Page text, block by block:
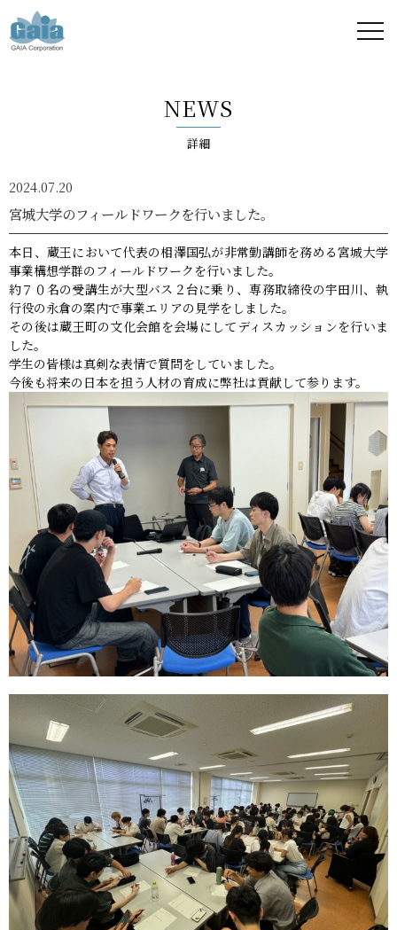
ア -
GAIA
Corporation
-
NEWS
詳細
2024.07.20
宮城大学のフィールドワークを行いました。
本日、蔵王において代表の相澤国弘が非常勤講師を務める宮城大学
事業構想学群のフィールドワークを行いました。
約７０名の受講生が大型バス２台に乗り、専務取締役の宇田川、執
行役の永倉の案内で事業エリアの見学をしました。
その後は蔵王町の文化会館を会場にしてディスカッションを行いま
した。
学生の皆様は真剣な表情で質問をしていました。
今後も将来の日本を担う人材の育成に弊社は貢献して参ります。